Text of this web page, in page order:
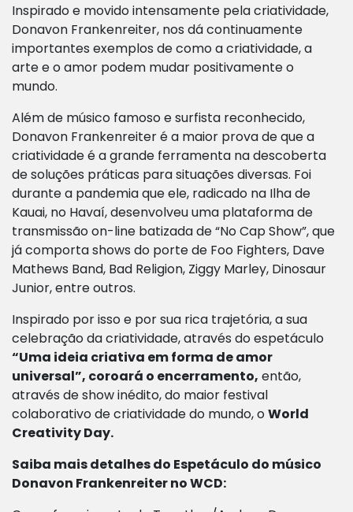
Inspirado e movido intensamente pela criatividade,
Donavon Frankenreiter, nos dá continuamente
importantes exemplos de como a criatividade, a
arte e o amor podem mudar positivamente o
mundo.
Além de músico famoso e surfista reconhecido,
Donavon Frankenreiteré a maior prova de que a
criatividade é a grande ferramenta na descoberta
de soluções práticas para situações diversas. Foi
durante a pandemia que ele, radicado na Ilha de
Kauai, no Havaí, desenvolveu uma plataforma de
transmissão on-line batizada de “No Cap Show”, que
já comporta shows do porte de Foo Fighters, Dave
Mathews Band, Bad Religion, Ziggy Marley, Dinosaur
Junior, entre outros.
Inspirado por isso e por sua rica trajetória, a sua
celebração da criatividade, através do espetáculo
“Uma ideia criativa em forma de amor
universal”, coroará o encerramento, então,
através de show inédito, do maior festival
colaborativo de criatividade do mundo, oWorld
Creativity Day.
Saiba mais detalhes do Espetáculo do músico
Donavon Frankenreiter no WCD: